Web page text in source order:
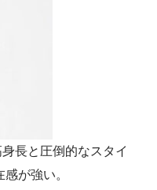
長と圧倒的なスタイ
が強い。